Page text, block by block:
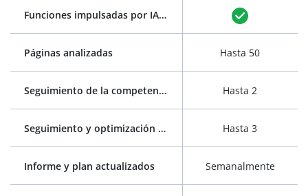
Funciones impulsadas por IA: generación automática de títulos y meta descripciones
Páginas analizadas
Seguimiento de la competencia
Seguimiento y optimización de palabras clave
Informe y plan actualizados
Hasta 50
Hasta 2
Hasta 3
Semanalmente